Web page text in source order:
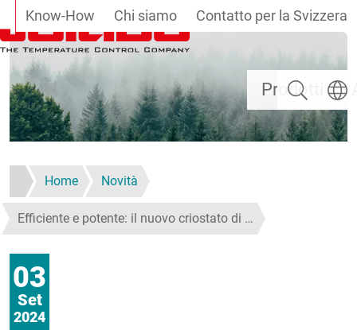
Salta al contenuto principale
Prodotti
Know-How Chi siamo Contatto per la Svizzera
Ricerca
Home Novità
Efficiente e potente: il nuovo criostato di …
03
Set
2024